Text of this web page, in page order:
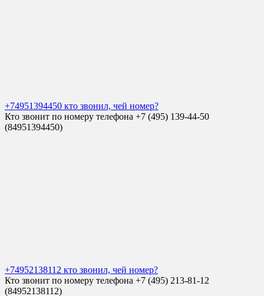
+74951394450 кто звонил, чей номер?
Кто звонит по номеру телефона +7 (495) 139-44-50
(84951394450)
+74952138112 кто звонил, чей номер?
Кто звонит по номеру телефона +7 (495) 213-81-12
(84952138112)